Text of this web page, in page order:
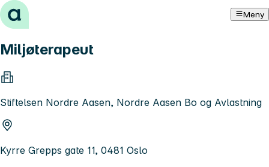
Hopp til innhold Meny
Miljøterapeut
Stiftelsen Nordre Aasen, Nordre Aasen Bo og Avlastning
Kyrre Grepps gate 11, 0481 Oslo